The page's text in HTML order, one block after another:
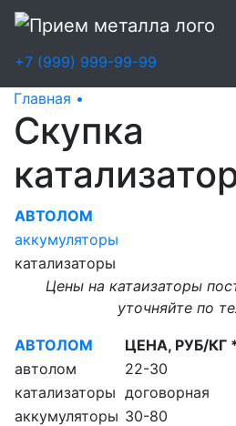
+7 (999) 999-99-99
Главная •
Скупка
АВТОЛОМ
аккумуляторы
катализаторы
Цены на катаизаторы
уточняйте по
АВТОЛОМ
ЦЕНА, РУБ/КГ
автолом
22-30
катализаторы договорная
аккумуляторы 30-80